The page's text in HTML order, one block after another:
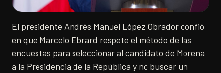
El presidente Andrés Manuel López Obrador confió
en que Marcelo Ebrard respete el método de las
encuestas para seleccionar al candidato de Morena
a la Presidencia de la República y no buscar un